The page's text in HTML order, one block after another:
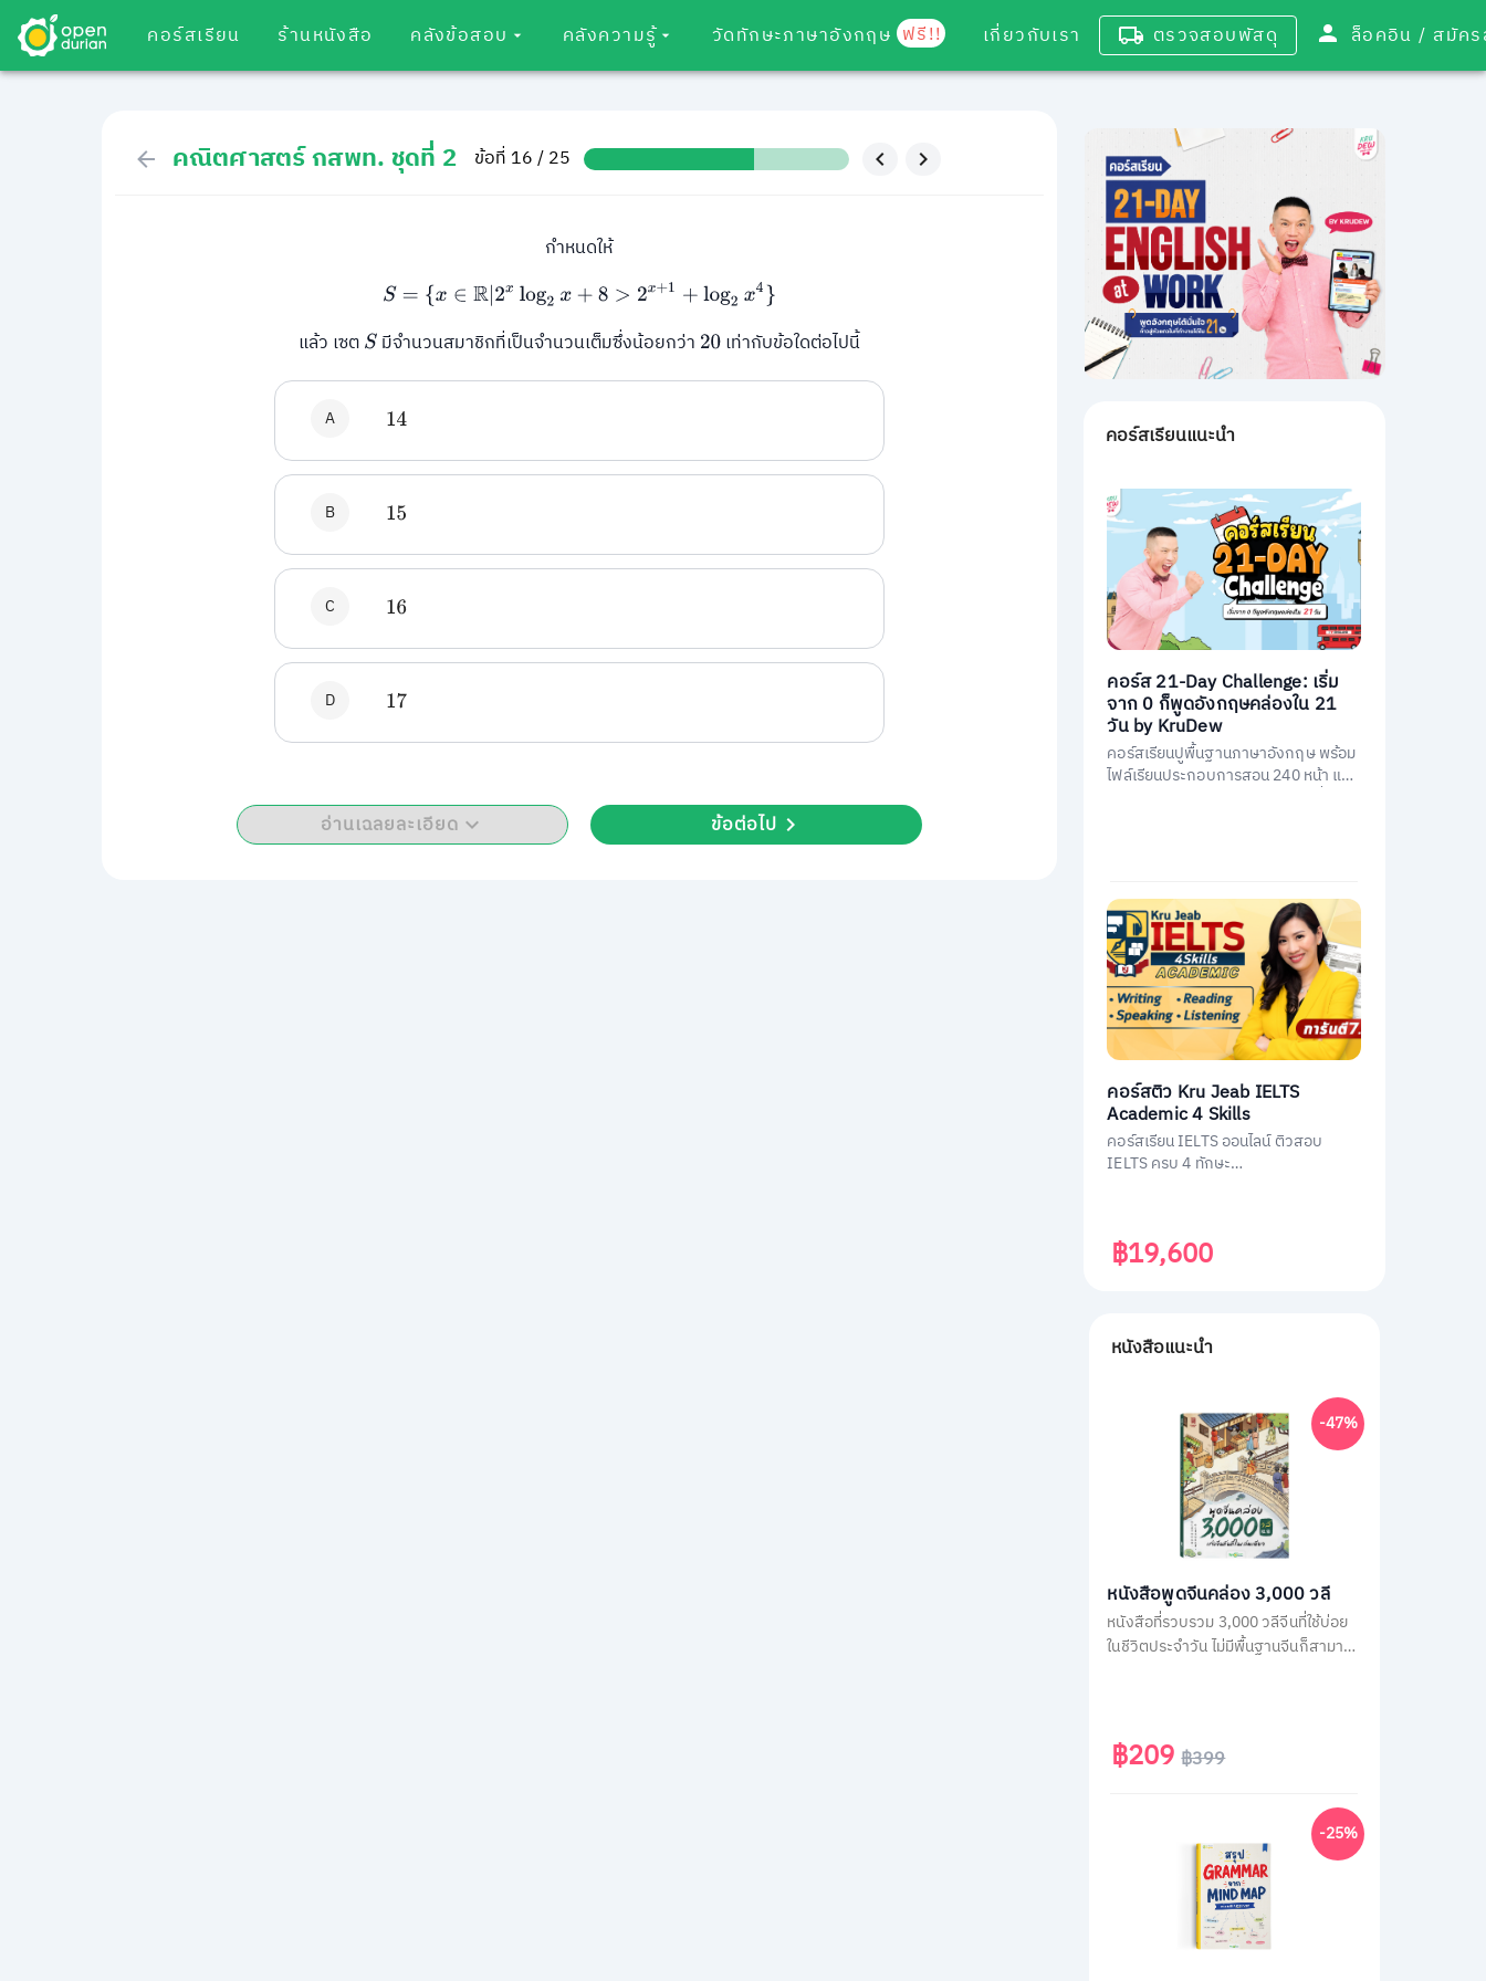
คอร์สเรียน ร้านหนังสือ คลังข้อสอบ คลังความรู้ วัดทักษะภาษาอังกฤษ ฟรี!! เกี่ยวกับเรา ตรวจสอบพัสดุ ล็อคอิน /
คณิตศาสตร์ กสพท. ชุดที่ 2 ข้อที่ 16 / 25
กำหนดให้
S ={ x∈ R|2 xlog2x+8>2 x+ 1+log 2x4}
แล้ว เซตSมีจำนวนสมาชิกที่เป็นจำนวนเต็มซึ่งน้อยกว่า 20เท่ากับข้อใดต่อไปนี้
A 14
B 15
C 16
D 17
อ่านเฉลยละเอียด ข้อต่อไป
คอร์สเรียนแนะนำ
คอร์ส 21-Day Challenge: เริ่ม
จาก 0 ก็พูดอังกฤษคล่องใน 21
วัน by KruDew
คอร์สเรียนปูพื้นฐานภาษาอังกฤษ พร้อม
ไฟล์เรียนประกอบการสอน 240 หน้า และ
คอร์สติว Kru Jeab IELTS
Academic 4 Skills
คอร์สเรียน IELTS ออนไลน์ ติวสอบ
IELTS ครบ 4 ทักษะ
฿19,600
หนังสือแนะนำ
หนังสือพูดจีนคล่อง 3,000 วลี
หนังสือที่รวบรวม 3,000 วลีจีนที่ใช้บ่อย
ในชีวิตประจำวัน ไม่มีพื้นฐานจีนก็สามารถ
จีนได้ทันที
-47%
฿209฿399
-25%